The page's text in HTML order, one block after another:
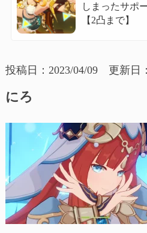
しまったサポ
【2凸まで】
投稿日：2023/04/09 更新日
にろ